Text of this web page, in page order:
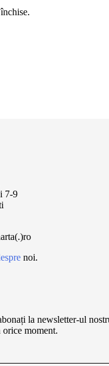
7-9
noi.
la newsletter-ul
orice moment.